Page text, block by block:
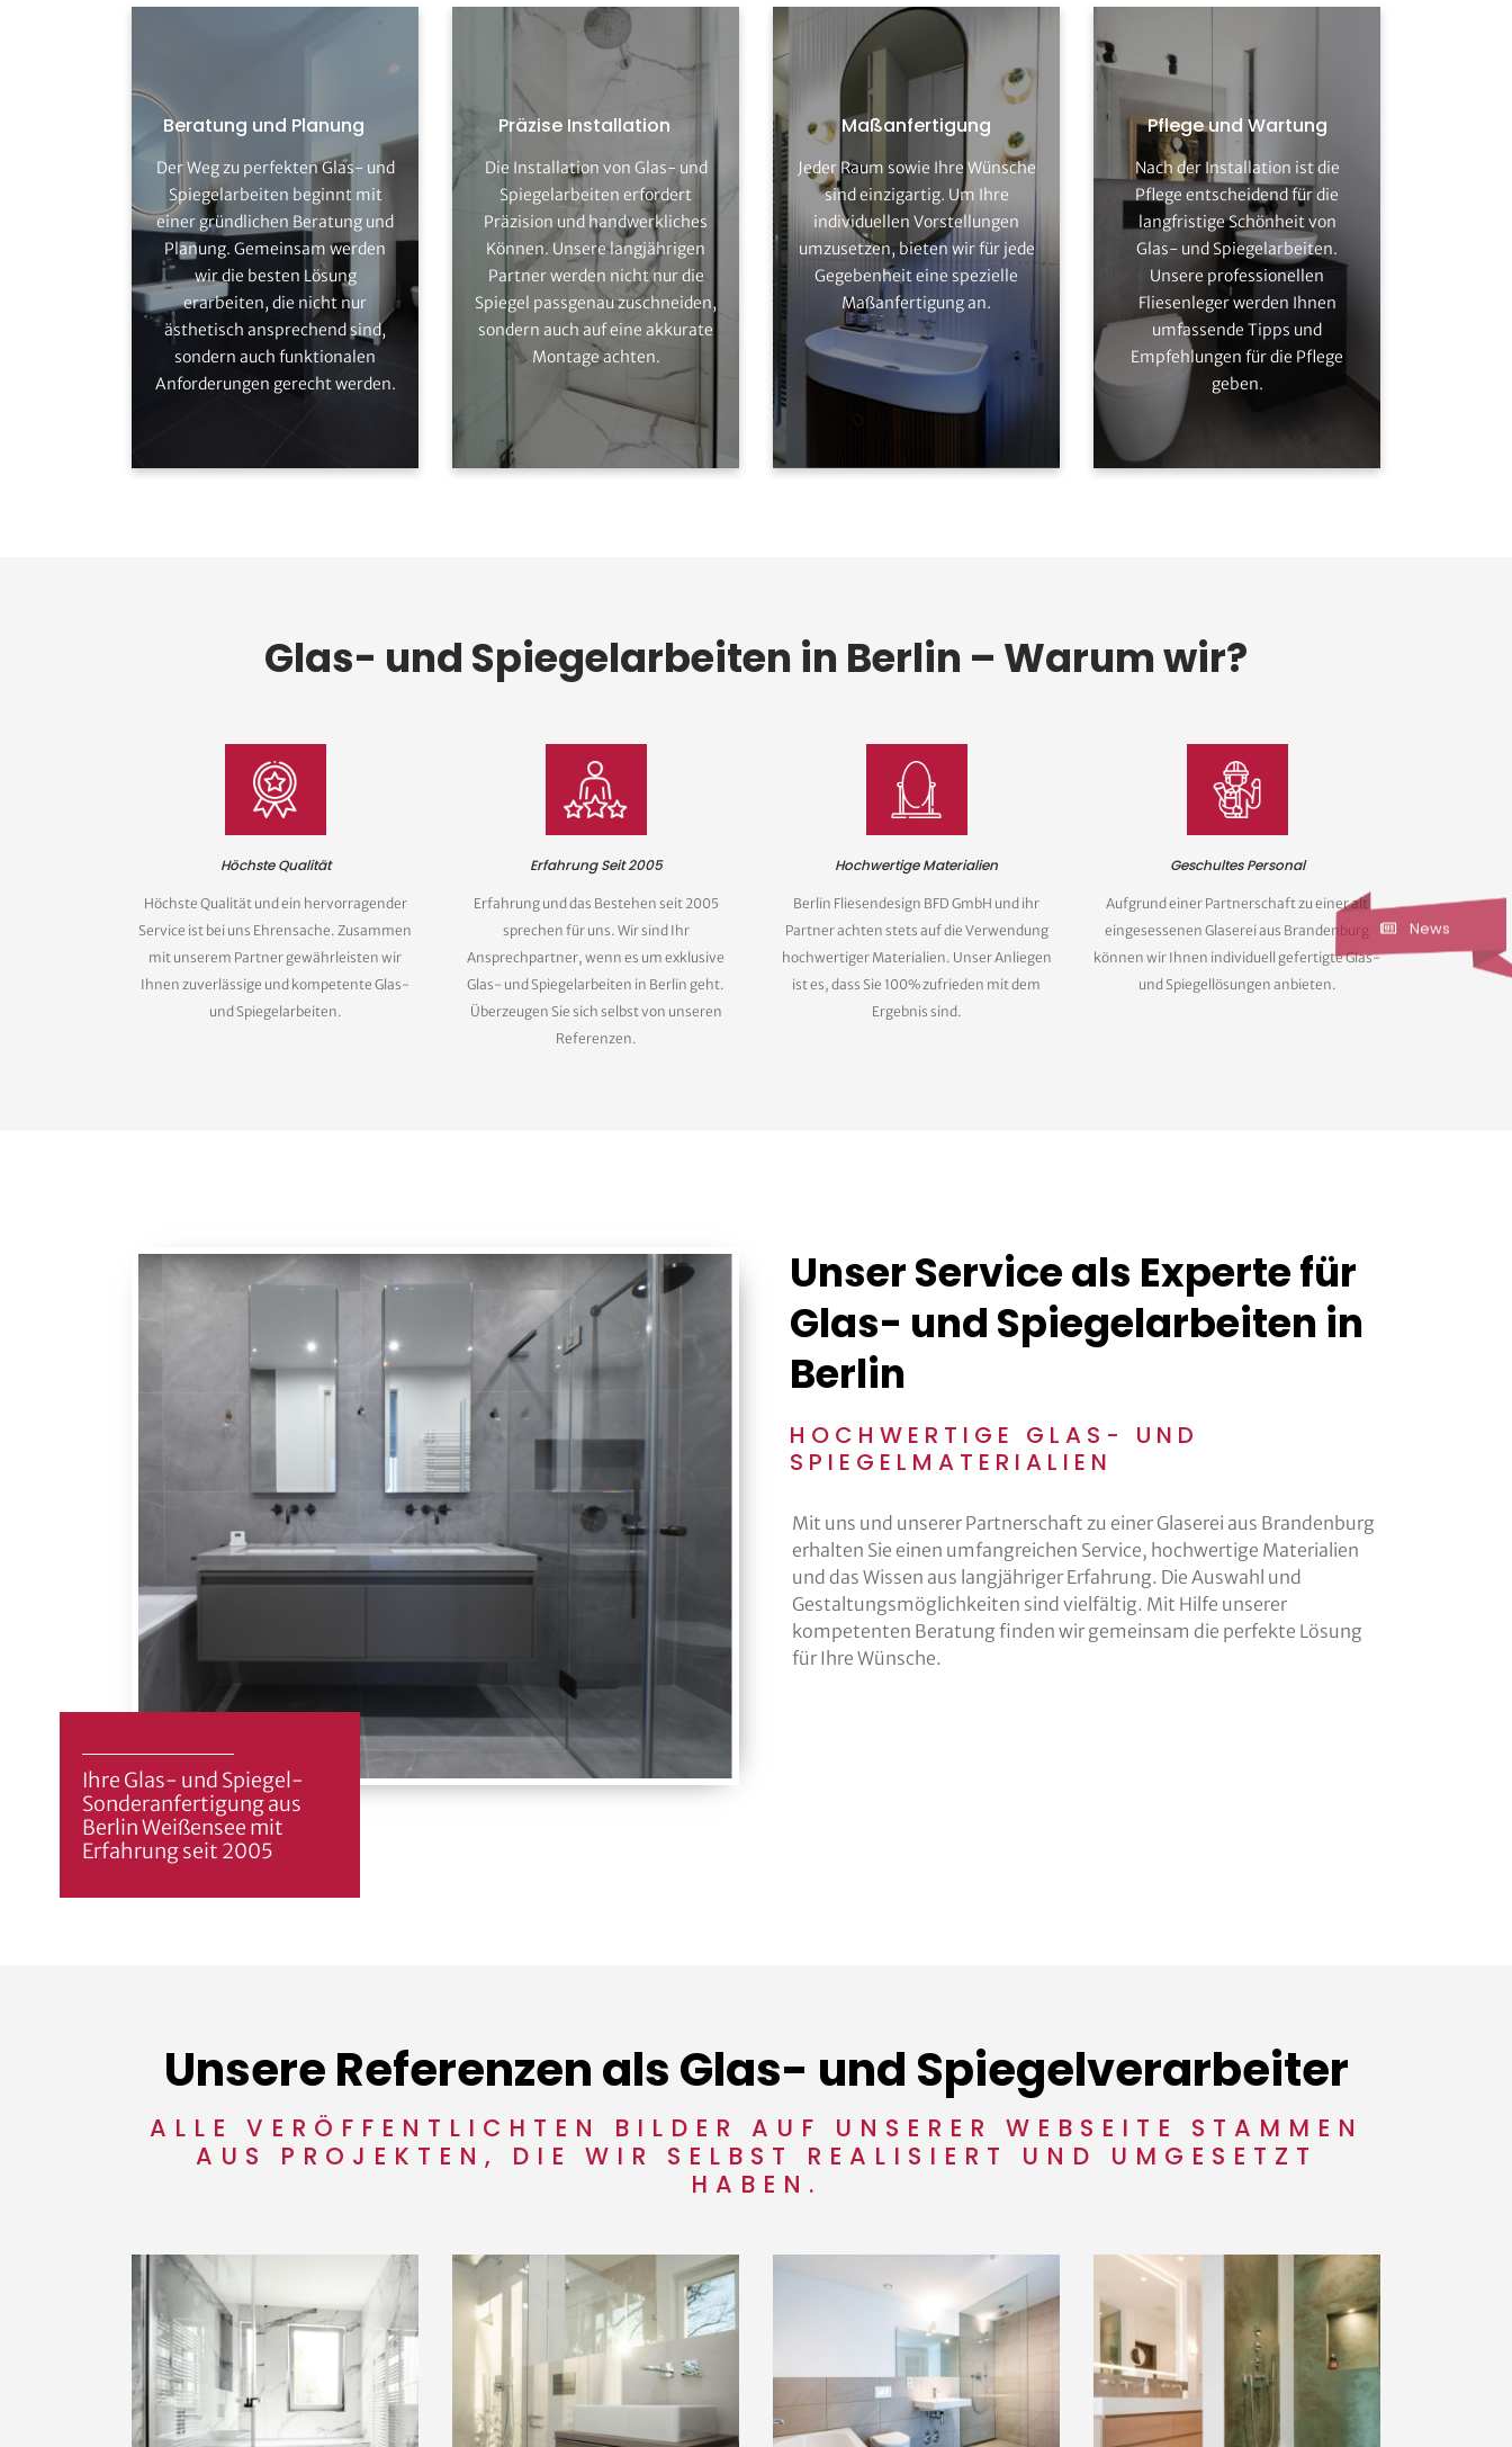
Beratung und Planung
Der Weg zu perfekten Glas- und
Spiegelarbeiten beginnt mit
einer gründlichen Beratung und
Planung. Gemeinsam werden
wir die besten Lösung
erarbeiten, die nicht nur
ästhetisch ansprechend sind,
sondern auch funktionalen
Anforderungen gerecht werden.
Erfahren Sie mehr zum Thema
Glas- und Spiegelarbeiten
Kostenlos beraten lassen
Präzise Installation
Die Installation von Glas- und
Spiegelarbeiten erfordert
Präzision und handwerkliches
Können. Unsere langjährigen
Partner werden nicht nur die
Spiegel passgenau zuschneiden,
sondern auch auf eine akkurate
Montage achten.
Erfahren Sie mehr zum Thema
Glas- und Spiegelarbeiten
Kostenlos beraten lassen
Maßanfertigung
Jeder Raum sowie Ihre Wünsche
sind einzigartig. Um Ihre
individuellen Vorstellungen
umzusetzen, bieten wir für jede
Gegebenheit eine spezielle
Maßanfertigung an.
Erfahren Sie mehr zum Thema
Glas- und Spiegelarbeiten
Kostenlos beraten lassen
Pflege und Wartung
Nach der Installation ist die
Pflege entscheidend für die
langfristige Schönheit von
Glas- und Spiegelarbeiten.
Unsere professionellen
Fliesenleger werden Ihnen
umfassende Tipps und
Empfehlungen für die Pflege
geben.
Erfahren Sie mehr zum Thema
Glas- und Spiegelarbeiten
Kostenlos beraten lassen
Glas- und Spiegelarbeiten in Berlin – Warum wir?
Höchste Qualität
Höchste Qualität und ein hervorragender
Service ist bei uns Ehrensache. Zusammen
mit unserem Partner gewährleisten wir
Ihnen zuverlässige und kompetente Glas-
und Spiegelarbeiten.
Erfahrung Seit 2005
Erfahrung und das Bestehen seit 2005
sprechen für uns. Wir sind Ihr
Ansprechpartner, wenn es um exklusive
Glas- und Spiegelarbeiten in Berlin geht.
Überzeugen Sie sich selbst von unseren
Referenzen.
Hochwertige Materialien
Berlin Fliesendesign BFD GmbH und ihr
Partner achten stets auf die Verwendung
hochwertiger Materialien. Unser Anliegen
ist es, dass Sie 100% zufrieden mit dem
Ergebnis sind.
Geschultes Personal
Aufgrund einer Partnerschaft zu einer alt
eingesessenen Glaserei aus Brandenburg
können wir Ihnen individuell gefertigte Glas-
und Spiegellösungen anbieten.
Ihre Glas- und Spiegel-
Sonderanfertigung aus
Berlin Weißensee mit
Erfahrung seit 2005
Unser Service als Experte für
Glas- und Spiegelarbeiten in
Berlin
HOCHWERTIGE GLAS- UND
SPIEGELMATERIALIEN
Mit uns und unserer Partnerschaft zu einer Glaserei aus Brandenburg
erhalten Sie einen umfangreichen Service, hochwertige Materialien
und das Wissen aus langjähriger Erfahrung. Die Auswahl und
Gestaltungsmöglichkeiten sind vielfältig. Mit Hilfe unserer
kompetenten Beratung finden wir gemeinsam die perfekte Lösung
für Ihre Wünsche.
Unsere Referenzen als Glas- und Spiegelverarbeiter
ALLE VERÖFFENTLICHTEN BILDER AUF UNSERER WEBSEITE STAMMEN
AUS PROJEKTEN, DIE WIR SELBST REALISIERT UND UMGESETZT
HABEN.
News